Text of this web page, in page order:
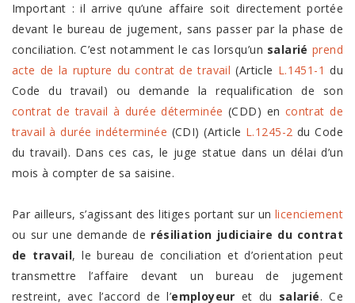
Important : il arrive qu’une affaire soit directement portée
devant le bureau de jugement, sans passer par la phase de
conciliation. C’est notamment le cas lorsqu’un salarié prend
acte de la rupture du contrat de travail (Article L.1451-1 du
Code du travail) ou demande la requalification de son
contrat de travail à durée déterminée (CDD) en contrat de
travail à durée indéterminée (CDI) (Article L.1245-2 du Code
du travail). Dans ces cas, le juge statue dans un délai d’un
mois à compter de sa saisine.
Par ailleurs, s’agissant des litiges portant sur un licenciement
ou sur une demande de résiliation judiciaire du contrat
de travail, le bureau de conciliation et d’orientation peut
transmettre l’affaire devant un bureau de jugement
restreint, avec l’accord de l’employeur et du salarié. Ce